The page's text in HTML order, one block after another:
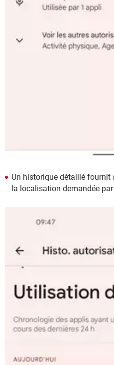
Un historique détaillé fournit
la localisation demandée